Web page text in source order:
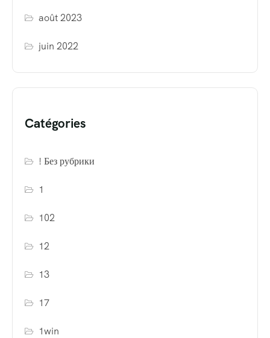
août 2023
juin 2022
Catégories
! Без рубрики
1
102
12
13
17
1win